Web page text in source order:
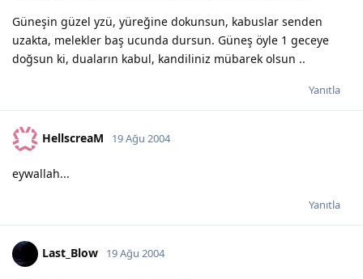
Güneşin güzel yzü, yüreğine dokunsun, kabuslar senden
uzakta, melekler baş ucunda dursun. Güneş öyle 1 geceye
doğsun ki, duaların kabul, kandiliniz mübarek olsun ..
Yanıtla
HellscreaM 19 Ağu 2004
eywallah...
Yanıtla
Last_Blow 19 Ağu 2004